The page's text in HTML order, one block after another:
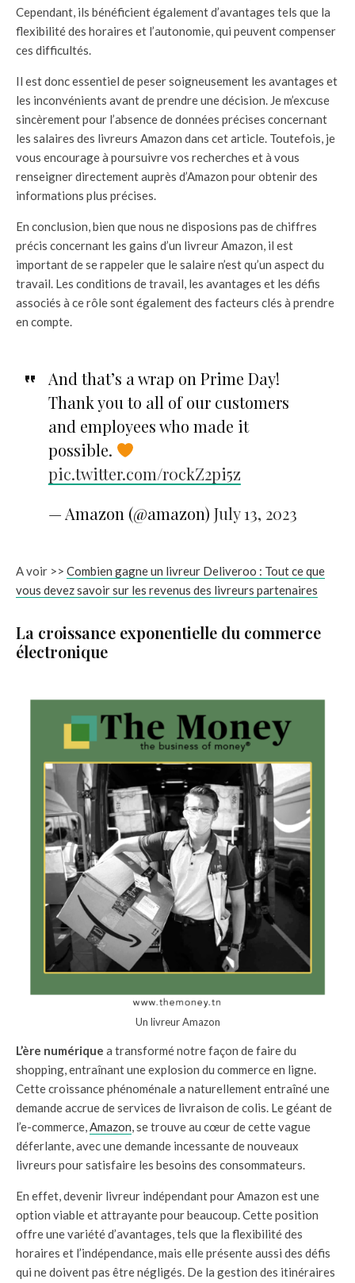
Cependant, ils bénéficient également d’avantages tels que la
flexibilité des horaires et l’autonomie, qui peuvent compenser
ces difficultés.
Il est donc essentiel de peser soigneusement les avantages et
les inconvénients avant de prendre une décision. Je m’excuse
sincèrement pour l’absence de données précises concernant
les salaires des livreurs Amazon dans cet article. Toutefois, je
vous encourage à poursuivre vos recherches et à vous
renseigner directement auprès d’Amazon pour obtenir des
informations plus précises.
En conclusion, bien que nous ne disposions pas de chiffres
précis concernant les gains d’un livreur Amazon, il est
important de se rappeler que le salaire n’est qu’un aspect du
travail. Les conditions de travail, les avantages et les défis
associés à ce rôle sont également des facteurs clés à prendre
en compte.
And that’s a wrap on Prime Day!
Thank you to all of our customers
and employees who made it
possible.
pic.twitter.com/r0ckZ2pi5z
— Amazon (@amazon) July 13, 2023
A voir >> Combien gagne un livreur Deliveroo : Tout ce que
vous devez savoir sur les revenus des livreurs partenaires
La croissance exponentielle du commerce
électronique
Un livreur Amazon
L’ère numérique a transformé notre façon de faire du
shopping, entraînant une explosion du commerce en ligne.
Cette croissance phénoménale a naturellement entraîné une
demande accrue de services de livraison de colis. Le géant de
l’e-commerce,Amazon, se trouve au cœur de cette vague
déferlante, avec une demande incessante de nouveaux
livreurs pour satisfaire les besoins des consommateurs.
En effet, devenir livreur indépendant pour Amazon est une
option viable et attrayante pour beaucoup. Cette position
offre une variété d’avantages, tels que la flexibilité des
horaires et l’indépendance, mais elle présente aussi des défis
qui ne doivent pas être négligés. De la gestion des itinéraires